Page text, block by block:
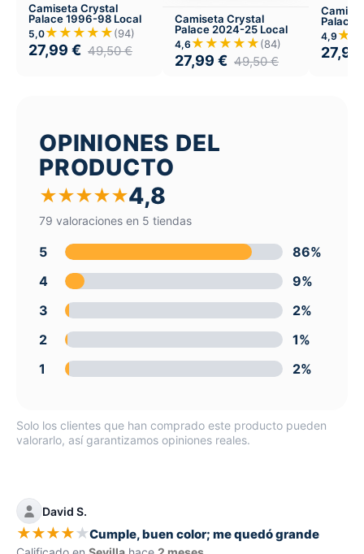
Camiseta Crystal
Palace 1996-98 Local
5,0★★★★★(94)
27,99 € 49,50€
Camiseta Crystal
Palace 2024-25 Local
4,6 ★★★★★(84)
27,99 € 49,50€
Palace
4,9
27,99
OPINIONES DEL
PRODUCTO
★★★★★4,8
79 valoraciones en 5 tiendas
5
86%
4
9%
3
2%
2
1%
1
2%
Solo los clientes que han comprado este producto pueden
valorarlo, así garantizamos opiniones reales.
David S.
★★★★★Cumple, buen color; me quedó grande